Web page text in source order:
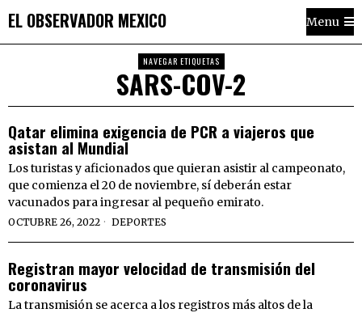
EL OBSERVADOR MEXICO Menu
NAVEGAR ETIQUETAS
SARS-COV-2
Qatar elimina exigencia de PCR a viajeros que
asistan al Mundial
Los turistas y aficionados que quieran asistir al campeonato,
que comienza el 20 de noviembre, sí deberán estar
vacunados para ingresar al pequeño emirato.
OCTUBRE 26, 2022 DEPORTES
Registran mayor velocidad de transmisión del
coronavirus
La transmisión se acerca a los registros más altos de la